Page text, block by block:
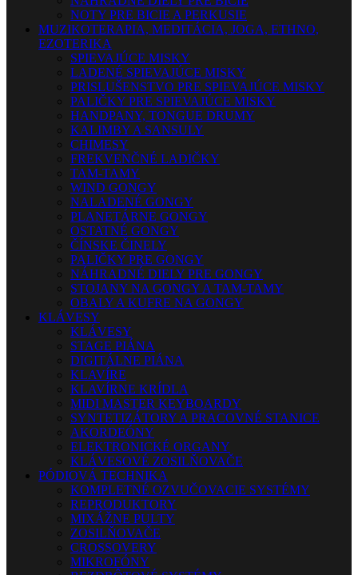
NOTY PRE BICIE A PERKUSIE
MUZIKOTERAPIA, MEDITÁCIA, JOGA, ETHNO,
EZOTERIKA
SPIEVAJÚCE MISKY
LADENÉ SPIEVAJÚCE MISKY
PRISLUŠENSTVO PRE SPIEVAJÚCE MISKY
PALIČKY PRE SPIEVAJÚCE MISKY
HANDPANY, TONGUE DRUMY
KALIMBY A SANSULY
CHIMESY
FREKVENČNÉ LADIČKY
TAM-TAMY
WIND GONGY
NALADENÉ GONGY
PLANETÁRNE GONGY
OSTATNÉ GONGY
ČÍNSKE ČINELY
PALIČKY PRE GONGY
NÁHRADNÉ DIELY PRE GONGY
STOJANY NA GONGY A TAM-TAMY
OBALY A KUFRE NA GONGY
KLÁVESY
KLÁVESY
STAGE PIÁNA
DIGITÁLNE PIÁNA
KLAVÍRE
KLAVÍRNE KRÍDLA
MIDI MASTER KEYBOARDY
SYNTETIZÁTORY A PRACOVNÉ STANICE
AKORDEÓNY
ELEKTRONICKÉ ORGANY
KLÁVESOVÉ ZOSILŇOVAČE
PÓDIOVÁ TECHNIKA
KOMPLETNÉ OZVUČOVACIE SYSTÉMY
REPRODUKTORY
MIXÁŽNE PULTY
ZOSILŇOVAČE
CROSSOVERY
MIKROFÓNY